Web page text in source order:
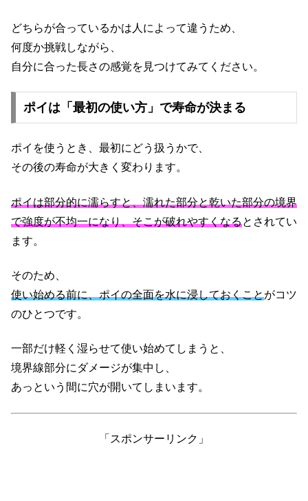
どちらが合っているかは人によって違うため、
何度か挑戦しながら、
自分に合った長さの感覚を見つけてみてください。
ポイは「最初の使い方」で寿命が決まる
ポイを使うとき、最初にどう扱うかで、
その後の寿命が大きく変わります。
ポイは部分的に濡らすと、濡れた部分と乾いた部分の境界
で強度が不均一になり、そこが破れやすくなるとされてい
ます。
そのため、
使い始める前に、ポイの全面を水に浸しておくことがコツ
のひとつです。
一部だけ軽く湿らせて使い始めてしまうと、
境界線部分にダメージが集中し、
あっという間に穴が開いてしまいます。
「スポンサーリンク」